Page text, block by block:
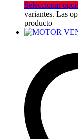
Seleccionar
variantes. Las
producto